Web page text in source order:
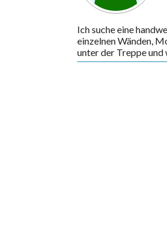
Ich suche eine
einzelnen Wänden,
unter der Treppe und